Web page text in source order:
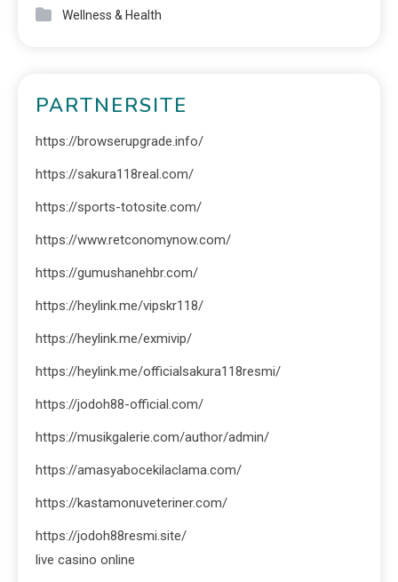
Wellness & Health
PARTNERSITE
https://browserupgrade.info/
https://sakura118real.com/
https://sports-totosite.com/
https://www.retconomynow.com/
https://gumushanehbr.com/
https://heylink.me/vipskr118/
https://heylink.me/exmivip/
https://heylink.me/officialsakura118resmi/
https://jodoh88-official.com/
https://musikgalerie.com/author/admin/
https://amasyabocekilaclama.com/
https://kastamonuveteriner.com/
https://jodoh88resmi.site/
live casino online